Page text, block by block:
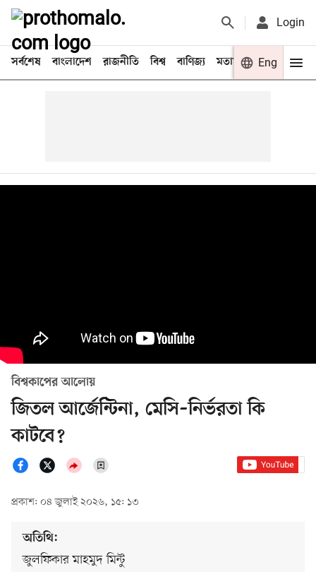
Login
সর্বশেষ বাংলাদেশ রাজনীতি বিশ্ব বাণিজ্য মতামত খেলা
Eng
বিশ্বকাপের আলোয়
জিতল আর্জেন্টিনা, মেসি–নির্ভরতা কি
কাটবে?
প্রকাশ: ০৪ জুলাই ২০২৬, ১৫: ১৩
অতিথি:
জুলফিকার মাহমুদ মিন্টু